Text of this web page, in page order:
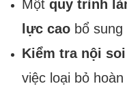
Một quy trình
lực caobổ sung
Kiểm tra nội soi
việc loại bỏ